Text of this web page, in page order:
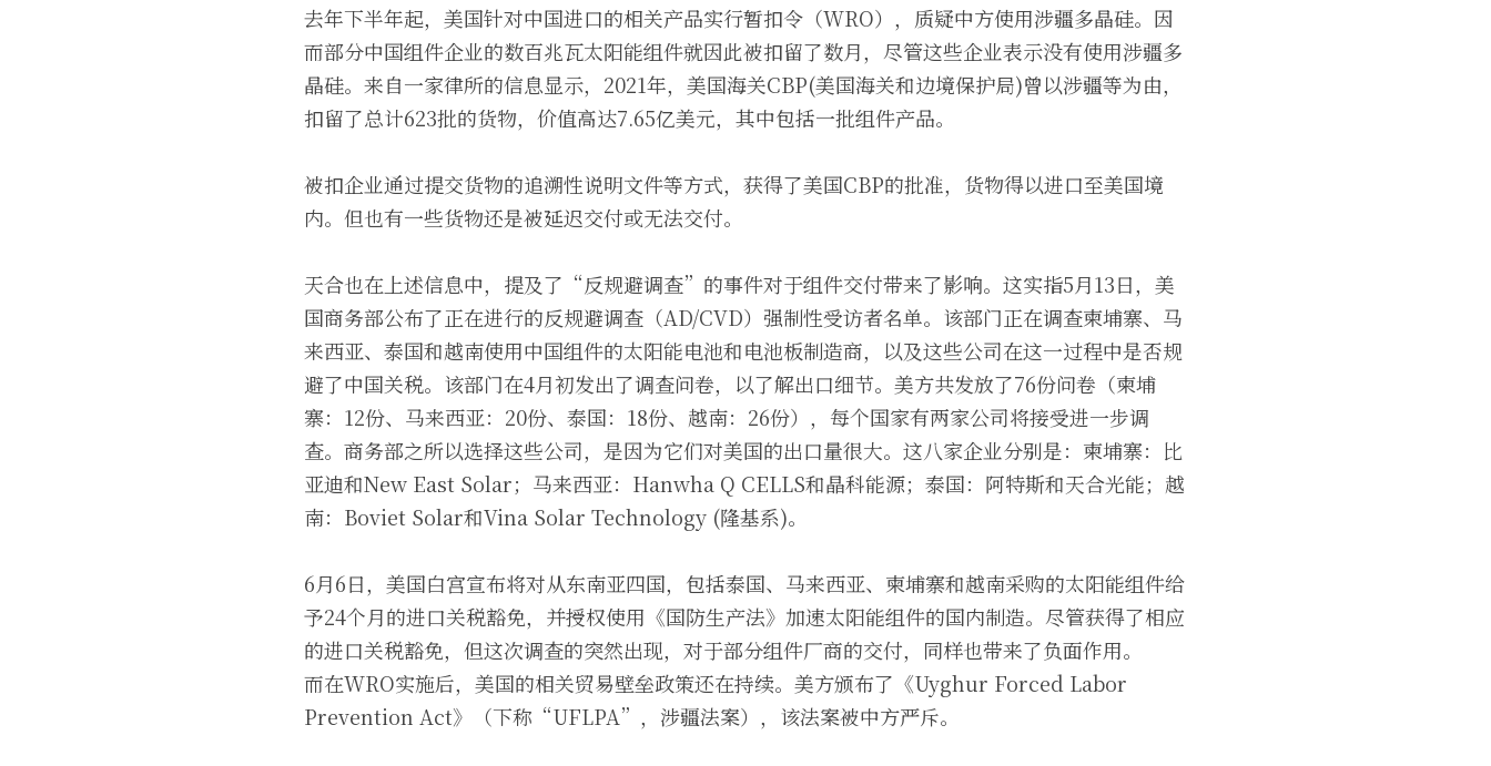
去年下半年起，美国针对中国进口的相关产品实行暂扣令（WRO），质疑中方使用涉疆多晶硅。因
而部分中国组件企业的数百兆瓦太阳能组件就因此被扣留了数月，尽管这些企业表示没有使用涉疆多
晶硅。来自一家律所的信息显示，2021年，美国海关CBP(美国海关和边境保护局)曾以涉疆等为由，
扣留了总计623批的货物，价值高达7.65亿美元，其中包括一批组件产品。
被扣企业通过提交货物的追溯性说明文件等方式，获得了美国CBP的批准，货物得以进口至美国境
内。但也有一些货物还是被延迟交付或无法交付。
天合也在上述信息中，提及了“反规避调查”的事件对于组件交付带来了影响。这实指5月13日，美
国商务部公布了正在进行的反规避调查（AD/CVD）强制性受访者名单。该部门正在调查柬埔寨、马
来西亚、泰国和越南使用中国组件的太阳能电池和电池板制造商，以及这些公司在这一过程中是否规
避了中国关税。该部门在4月初发出了调查问卷，以了解出口细节。美方共发放了76份问卷（柬埔
寨：12份、马来西亚：20份、泰国：18份、越南：26份），每个国家有两家公司将接受进一步调
查。商务部之所以选择这些公司，是因为它们对美国的出口量很大。这八家企业分别是：柬埔寨：比
亚迪和New East Solar；马来西亚：Hanwha Q CELLS和晶科能源；泰国：阿特斯和天合光能；越
南：Boviet Solar和Vina Solar Technology (隆基系)。
6月6日，美国白宫宣布将对从东南亚四国，包括泰国、马来西亚、柬埔寨和越南采购的太阳能组件给
予24个月的进口关税豁免，并授权使用《国防生产法》加速太阳能组件的国内制造。尽管获得了相应
的进口关税豁免，但这次调查的突然出现，对于部分组件厂商的交付，同样也带来了负面作用。
而在WRO实施后，美国的相关贸易壁垒政策还在持续。美方颁布了《Uyghur Forced Labor
Prevention Act》（下称“UFLPA”，涉疆法案），该法案被中方严斥。